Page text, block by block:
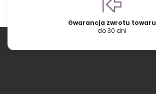
Gwarancja zwrotu towaru
do 30 dni